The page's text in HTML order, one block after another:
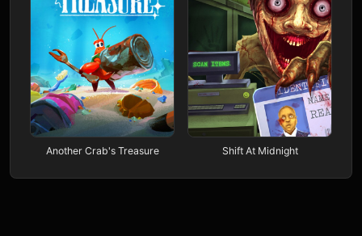
Another Crab's Treasure Shift At Midnight